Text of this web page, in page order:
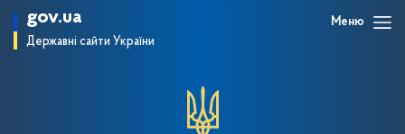
gov.ua
Державні сайти України
Меню